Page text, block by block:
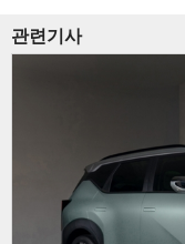
관련기사